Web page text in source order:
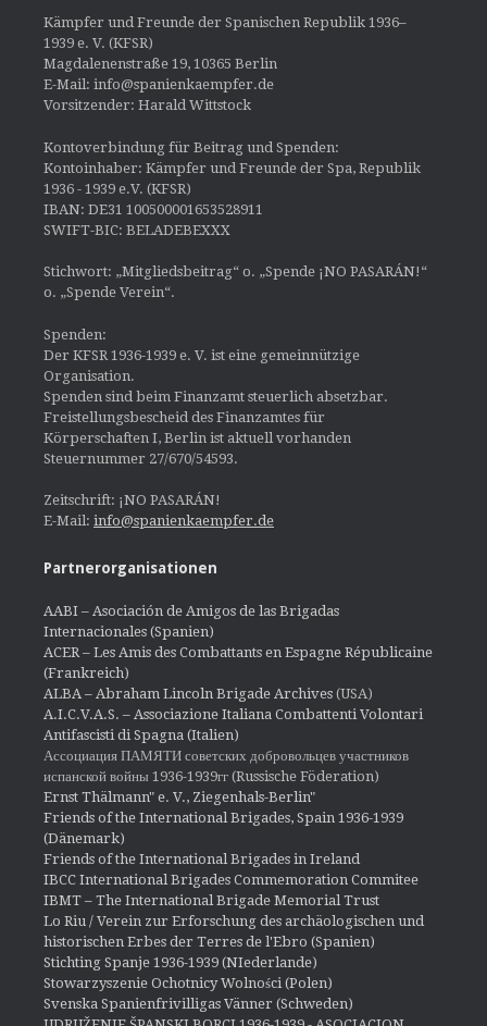
Kämpfer und Freunde der Spanischen Republik 1936–
1939 e. V. (KFSR)
Magdalenenstraße 19, 10365 Berlin
E-Mail: info@spanienkaempfer.de
Vorsitzender: Harald Wittstock
Kontoverbindung für Beitrag und Spenden:
Kontoinhaber: Kämpfer und Freunde der Spa, Republik
1936 - 1939 e.V. (KFSR)
IBAN: DE31 100500001653528911
SWIFT-BIC: BELADEBEXXX
Stichwort: „Mitgliedsbeitrag“ o. „Spende ¡NO PASARÁN!“
o. „Spende Verein“.
Spenden:
Der KFSR 1936-1939 e. V. ist eine gemeinnützige
Organisation.
Spenden sind beim Finanzamt steuerlich absetzbar.
Freistellungsbescheid des Finanzamtes für
Körperschaften I, Berlin ist aktuell vorhanden
Steuernummer 27/670/54593.
Zeitschrift: ¡NO PASARÁN!
E-Mail: info@spanienkaempfer.de
Partnerorganisationen
AABI – Asociación de Amigos de las Brigadas
Internacionales (Spanien)
ACER – Les Amis des Combattants en Espagne Républicaine
(Frankreich)
ALBA – Abraham Lincoln Brigade Archives (USA)
A.I.C.V.A.S. – Associazione Italiana Combattenti Volontari
Antifascisti di Spagna (Italien)
Ассоциация ПАМЯТИ советских добровольцев участников
испанской войны 1936-1939гг (Russische Föderation)
Ernst Thälmann" e. V., Ziegenhals-Berlin"
Friends of the International Brigades, Spain 1936-1939
(Dänemark)
Friends of the International Brigades in Ireland
IBCC International Brigades Commemoration Commitee
IBMT – The International Brigade Memorial Trust
Lo Riu / Verein zur Erforschung des archäologischen und
historischen Erbes der Terres de l'Ebro (Spanien)
Stichting Spanje 1936-1939 (NIederlande)
Stowarzyszenie Ochotnicy Wolności (Polen)
Svenska Spanienfrivilligas Vänner (Schweden)